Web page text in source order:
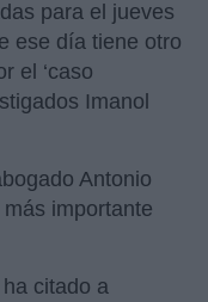
para el jueves
ese día tiene otro
el ‘caso
Imanol
Antonio
más importante
citado a